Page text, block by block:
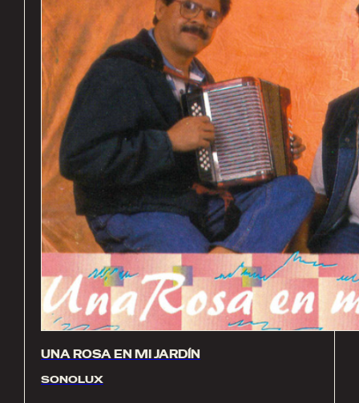
UNA ROSA EN MI JARDÍN
SONOLUX